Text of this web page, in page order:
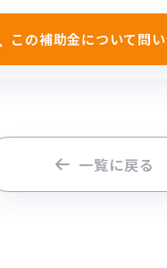
この補助金について問
一覧に戻る